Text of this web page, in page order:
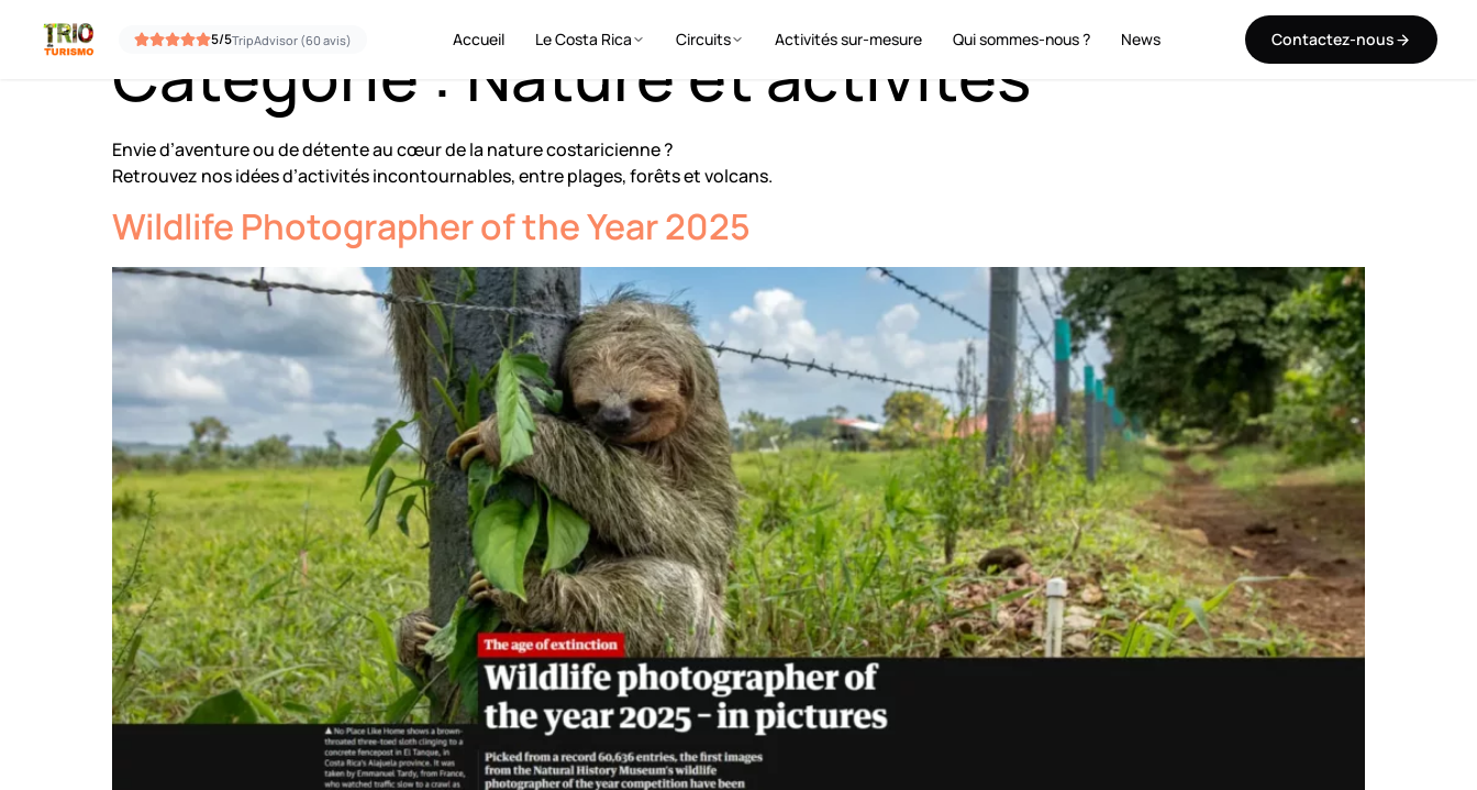
5/5TripAdvisor (60 avis) Accueil Le Costa Rica Circuits Activités sur-mesure Qui sommes-nous ? News Contactez-nous
Catégorie : Nature et activités
Envie d’aventure ou de détente au cœur de la nature costaricienne ?
Retrouvez nos idées d’activités incontournables, entre plages, forêts et volcans.
Wildlife Photographer of the Year 2025